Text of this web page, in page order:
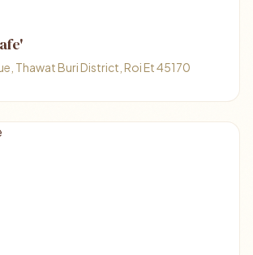
Thawat Buri District, Roi Et 45170